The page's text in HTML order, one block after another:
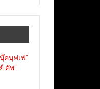
คบุฟเฟ่”
คัพ”